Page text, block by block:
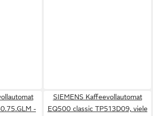
-
SIEMENS Kaffeevollautomat
EQ500 classic TP513D09, viele